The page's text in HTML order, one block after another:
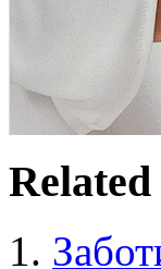
Related